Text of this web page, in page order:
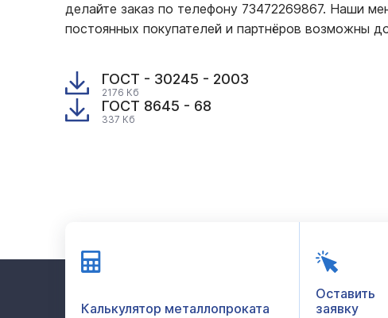
делайте заказ по телефону 73472269867. Наши
постоянных покупателей и партнёров возможны
ГОСТ - 30245 - 2003
2176 Кб
ГОСТ 8645 - 68
337 Кб
Калькулятор металлопроката
Оставить
заявку